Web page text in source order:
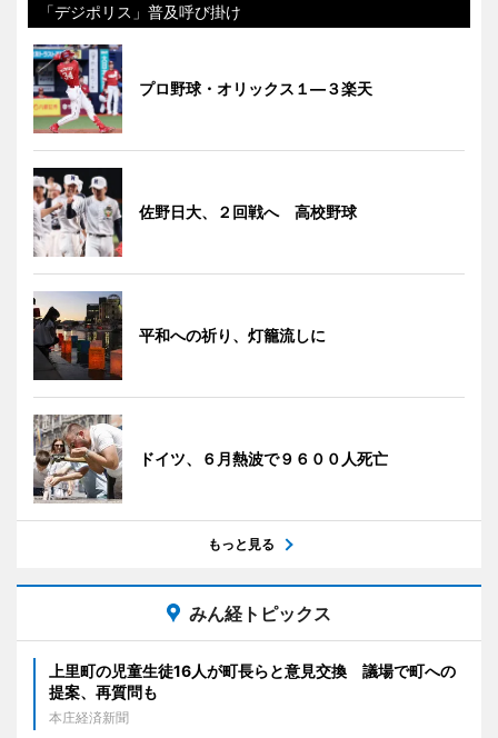
「デジポリス」普及呼び掛け
プロ野球・オリックス１―３楽天
佐野日大、２回戦へ 高校野球
平和への祈り、灯籠流しに
ドイツ、６月熱波で９６００人死亡
もっと見る
みん経トピックス
上里町の児童生徒16人が町長らと意見交換 議場で町への
提案、再質問も
本庄経済新聞